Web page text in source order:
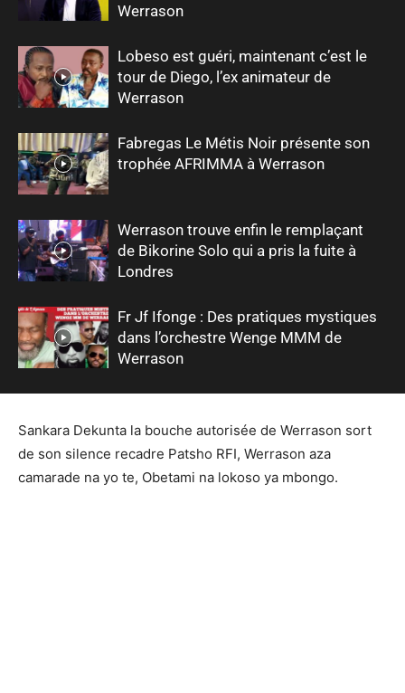
Werrason
Lobeso est guéri, maintenant c’est le
tour de Diego, l’ex animateur de
Werrason
Fabregas Le Métis Noir présente son
trophée AFRIMMA à Werrason
Werrason trouve enfin le remplaçant
de Bikorine Solo qui a pris la fuite à
Londres
Fr Jf Ifonge : Des pratiques mystiques
dans l’orchestre Wenge MMM de
Werrason
Sankara Dekunta la bouche autorisée de Werrason sort
de son silence recadre Patsho RFI, Werrason aza
camarade na yo te, Obetami na lokoso ya mbongo.